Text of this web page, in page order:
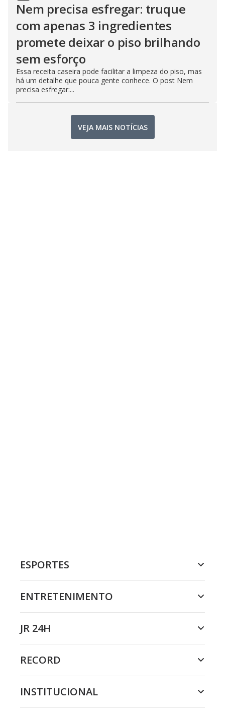
Nem precisa esfregar: truque
com apenas 3 ingredientes
promete deixar o piso brilhando
sem esforço
Essa receita caseira pode facilitar a limpeza do piso, mas
há um detalhe que pouca gente conhece. O post Nem
precisa esfregar:...
VEJA MAIS NOTÍCIAS
ESPORTES
ENTRETENIMENTO
JR 24H
RECORD
INSTITUCIONAL